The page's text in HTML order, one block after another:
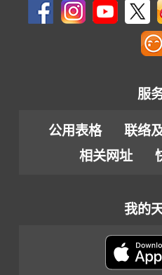
服
公用表格 联络
相关网址
我的